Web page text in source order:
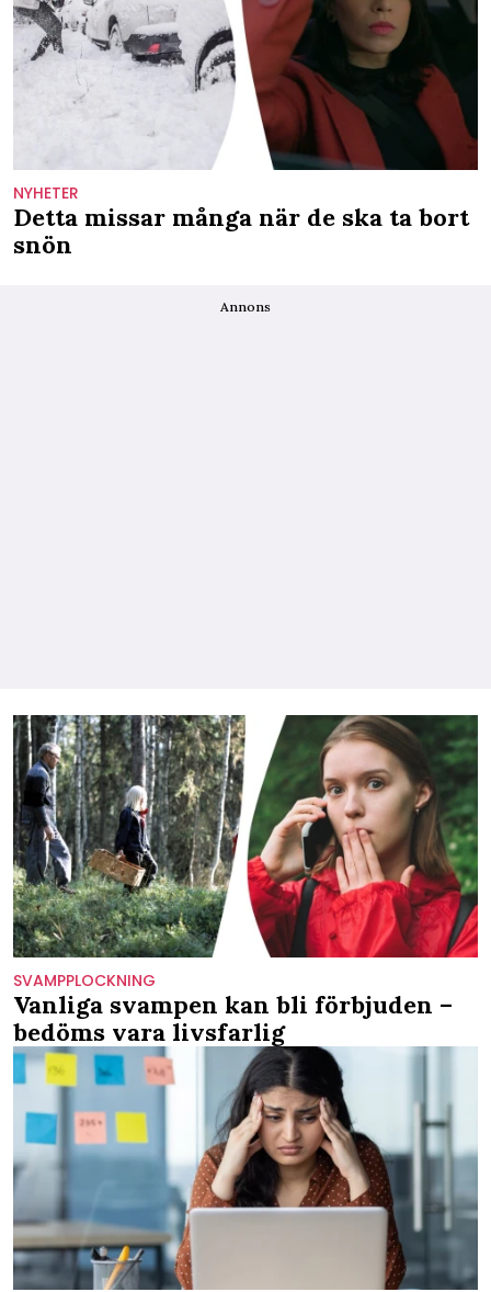
NYHETER
Detta missar många när de ska ta bort
snön
Annons
SVAMPPLOCKNING
Vanliga svampen kan bli förbjuden –
bedöms vara livsfarlig